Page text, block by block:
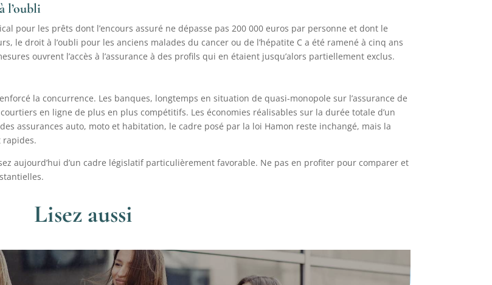
l’oubli
pour les prêts dont l’encours assuré ne dépasse pas 200 000 euros par personne et dont le
le droit à l’oubli pour les anciens malades du cancer ou de l’hépatite C a été ramené à cinq ans
ouvrent l’accès à l’assurance à des profils qui en étaient jusqu’alors partiellement exclus.
la concurrence. Les banques, longtemps en situation de quasi-monopole sur l’assurance de
en ligne de plus en plus compétitifs. Les économies réalisables sur la durée totale d’un
assurances auto, moto et habitation, le cadre posé par la loi Hamon reste inchangé, mais la
rapides.
aujourd’hui d’un cadre législatif particulièrement favorable. Ne pas en profiter pour comparer et
Lisez aussi